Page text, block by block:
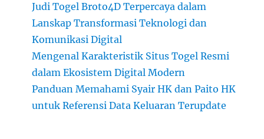
Judi Togel Broto4D Terpercaya dalam
Lanskap Transformasi Teknologi dan
Komunikasi Digital
Mengenal Karakteristik Situs Togel Resmi
dalam Ekosistem Digital Modern
Panduan Memahami Syair HK dan Paito HK
untuk Referensi Data Keluaran Terupdate